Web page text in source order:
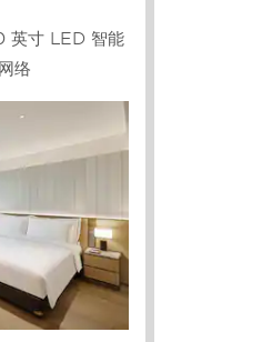
英寸 LED 智能
络